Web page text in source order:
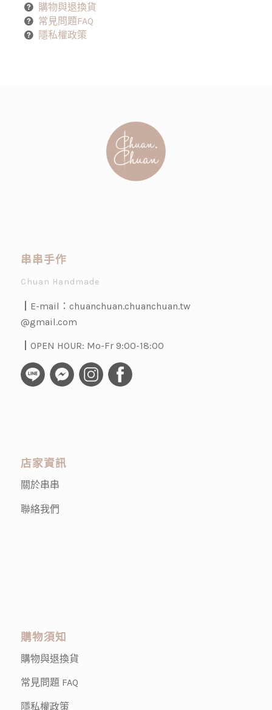
購物與退換貨
常見問題FAQ
隱私權政策
串串手作
Chuan Handmade
┃E-mail： chuanchuan.chuanchuan.tw
@gmail.com
┃OPEN HOUR: Mo-Fr 9:00-18:00
店家資訊
關於串串
聯絡我們
購物須知
購物與退換貨
常見問題 FAQ
隱私權政策